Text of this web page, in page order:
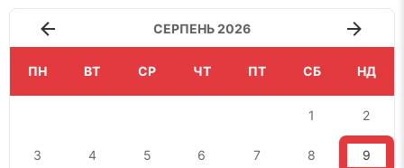
СЕРПЕНЬ 2026
ПН ВТ СР ЧТ ПТ СБ НД
1 2
3 4 5 6 7 8 9